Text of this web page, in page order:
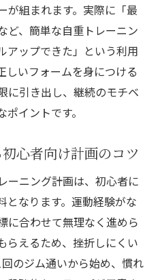
が組まれます。実際に「最
ど、簡単な自重トレーニン
アップできた」という利用
しいフォームを身につける
に引き出し、継続のモチベ
イントです。
心者向け計画のコツ
ーニング計画は、初心者に
となります。運動経験がな
に合わせて無理なく進めら
らえるため、挫折しにくい
のジム通いから始め、慣れ